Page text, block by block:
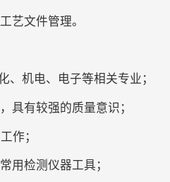
艺文件管理。
、机电、电子等相关专业；
具有较强的质量意识；
作；
用检测仪器工具；